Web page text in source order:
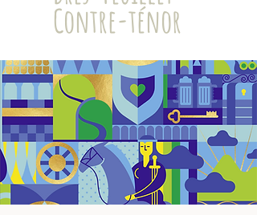
Contre-ténor